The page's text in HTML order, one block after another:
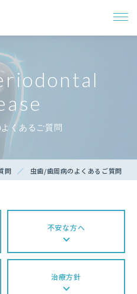
くあるご質問
問 虫歯/歯周病のよくあるご質問
不安な方へ
治療方針